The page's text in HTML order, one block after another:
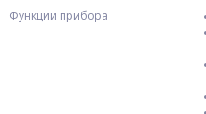
Функции прибора